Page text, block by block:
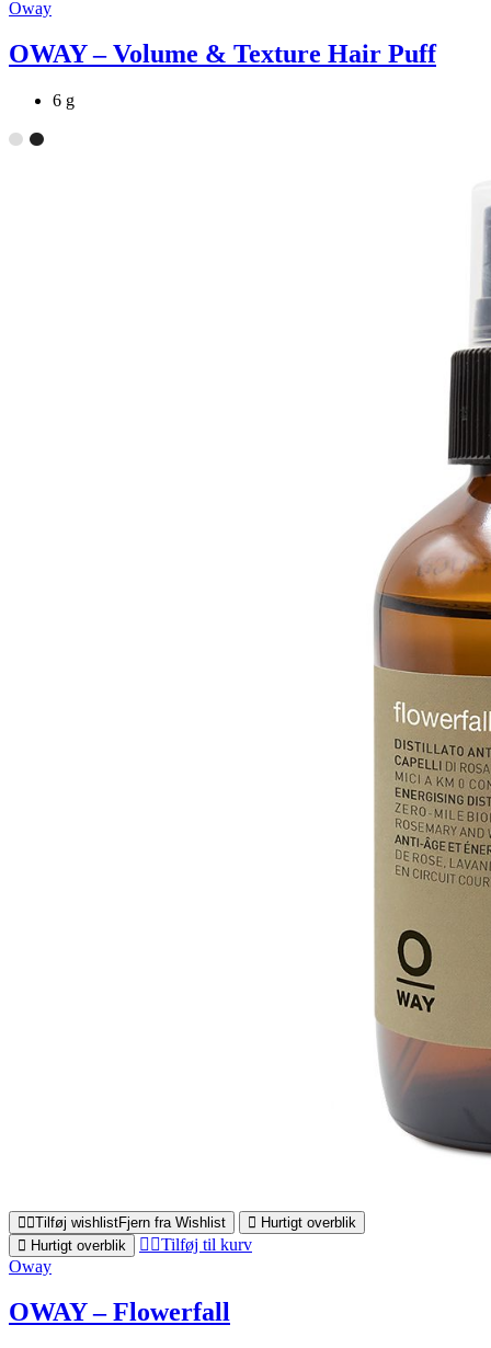
Oway
OWAY – Volume & Texture Hair Puff
6 g
Tilføj wishlistFjern fra Wishlist
Hurtigt overblik
Hurtigt overblik
Tilføj til kurv
Oway
OWAY – Flowerfall